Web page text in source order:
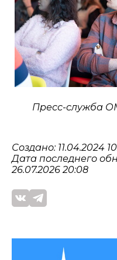
Пресс-служба
Создано: 11.04.2024
Дата последнего
26.07.2026 20:08